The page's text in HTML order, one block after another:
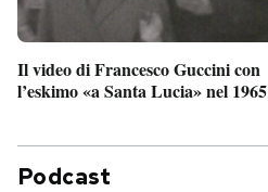
Il video di Francesco Guccini con
l’eskimo «a Santa Lucia» nel 1965
Podcast